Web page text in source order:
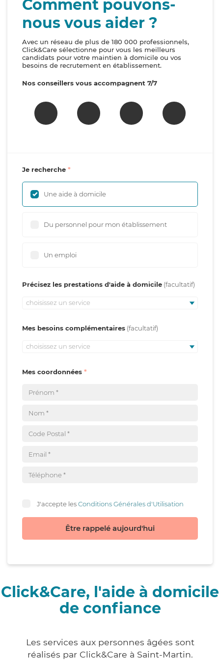
Comment pouvons-
nous vous aider ?
Avec un réseau de plus de 180 000 professionnels,
Click&Care sélectionne pour vous les meilleurs
candidats pour votre maintien à domicile ou vos
besoins de recrutement en établissement.
Nos conseillers vous accompagnent 7/7
Je recherche
Une aide à domicile
Du personnel pour mon établissement
Un emploi
Précisez les prestations d'aide à domicile
choisissez un service
Mes besoins complémentaires
choisissez un service
Mes coordonnées
J'accepte lesConditions Générales d'Utilisation
Être rappelé aujourd'hui
Click&Care, l'aide à domicile
de confiance
Les services aux personnes âgées sont
réalisés par Click&Care à Saint-Martin.